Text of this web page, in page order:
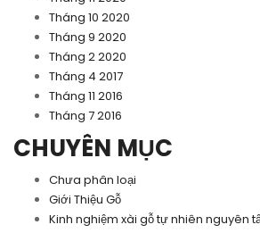
Tháng 10 2020
Tháng 9 2020
Tháng 2 2020
Tháng 4 2017
Tháng 11 2016
Tháng 7 2016
CHUYÊN MỤC
Chưa phân loại
Giới Thiệu Gỗ
Kinh nghiệm xài gỗ tự nhiên nguyên